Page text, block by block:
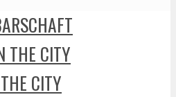
THE CITY
CITY